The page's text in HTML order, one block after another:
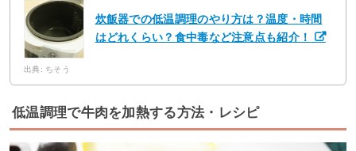
炊飯器での低温調理のやり方は？温度・時間
はどれくらい？食中毒など注意点も紹介！
出典: ちそう
低温調理で牛肉を加熱する方法・レシピ